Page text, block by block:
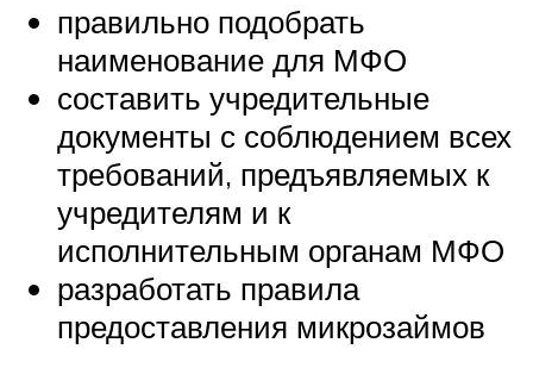
правильно подобрать
наименование для МФО
составить учредительные
документы с соблюдением всех
требований, предъявляемых к
учредителям и к
исполнительным органам МФО
разработать правила
предоставления микрозаймов